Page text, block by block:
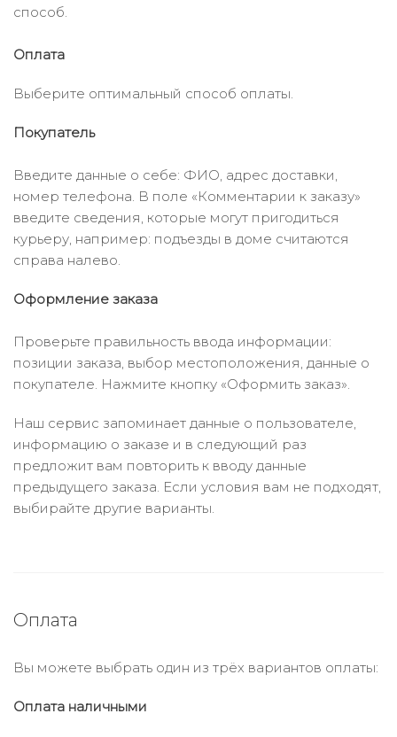
способ.
Оплата
Выберите оптимальный способ оплаты.
Покупатель
Введите данные о себе: ФИО, адрес доставки,
номер телефона. В поле «Комментарии к заказу»
введите сведения, которые могут пригодиться
курьеру, например: подъезды в доме считаются
справа налево.
Оформление заказа
Проверьте правильность ввода информации:
позиции заказа, выбор местоположения, данные о
покупателе. Нажмите кнопку «Оформить заказ».
Наш сервис запоминает данные о пользователе,
информацию о заказе и в следующий раз
предложит вам повторить к вводу данные
предыдущего заказа. Если условия вам не подходят,
выбирайте другие варианты.
Оплата
Вы можете выбрать один из трёх вариантов оплаты:
Оплата наличными